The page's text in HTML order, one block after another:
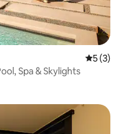
從 3 則評
5 (3)
Spa & Skylights